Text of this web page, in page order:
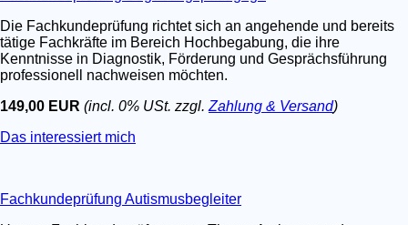
Die Fachkundeprüfung richtet sich an angehende und bereits
tätige Fachkräfte im Bereich Hochbegabung, die ihre
Kenntnisse in Diagnostik, Förderung und Gesprächsführung
professionell nachweisen möchten.
149,00 EUR (incl. 0% USt. zzgl. Zahlung & Versand)
Das interessiert mich
Fachkundeprüfung Autismusbegleiter